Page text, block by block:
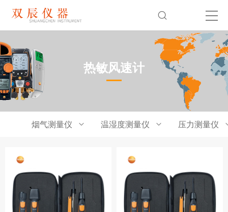
热敏风速计
烟气测量仪 温湿度测量仪 压力测量仪